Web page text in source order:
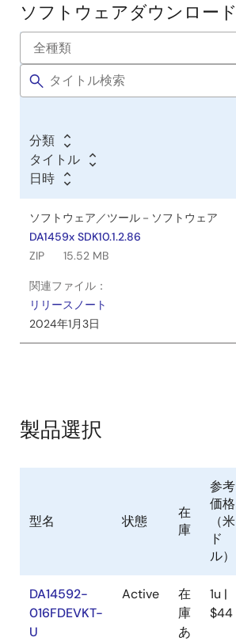
ソフトウェアダウンロード
分類
タイトル
日時
ソフトウェア／ツール－ソフトウェア
DA1459x SDK10.1.2.86
ZIP
15.52 MB
関連ファイル：
リリースノート
2024年1月3日
製品選択
型名 状態
在
庫
参考
価格
（米
ド
ル）
DA14592-
016FDEVKT-
U
Active
在
庫
あ
1u |
$44